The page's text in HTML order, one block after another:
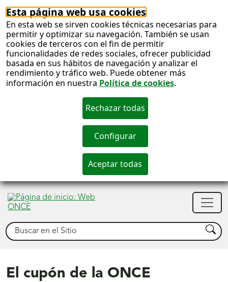
Esta página web usa cookies
En esta web se sirven cookies técnicas necesarias para
permitir y optimizar su navegación. También se usan
cookies de terceros con el fin de permitir
funcionalidades de redes sociales, ofrecer publicidad
basada en sus hábitos de navegación y analizar el
rendimiento y tráfico web. Puede obtener más
información en nuestra Política de cookies.
Buscar Buscar
El cupón de la ONCE